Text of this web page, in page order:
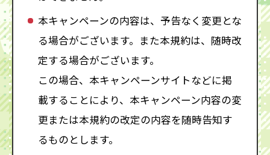
本キャンペーンの内容は、予告なく変更とな
る場合がございます。また本規約は、随時改
定する場合がございます。
この場合、本キャンペーンサイトなどに掲
載することにより、本キャンペーン内容の変
更または本規約の改定の内容を随時告知す
るものとします。